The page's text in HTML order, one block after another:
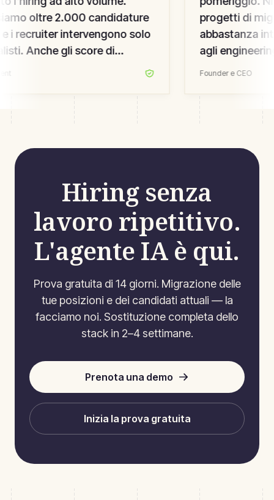
oltre 2.000 candidature
i recruiter intervengono solo
Anche gli score di
progetti di
abbastanza
agli
requisition da
anni.
Founder e CEO
Hiring senza
lavoro ripetitivo.
L'agente IA è qui.
Prova gratuita di 14 giorni. Migrazione delle
tue posizioni e dei candidati attuali — la
facciamo noi. Sostituzione completa dello
stack in 2–4 settimane.
Prenota una demo
Inizia la prova gratuita